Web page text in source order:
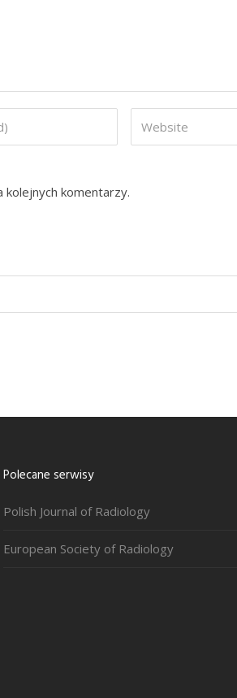
komentarzy.
Polecane serwisy
Polish Journal of Radiology
European Society of Radiology